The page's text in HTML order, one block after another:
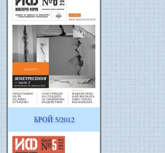
БРОЙ 5/2012